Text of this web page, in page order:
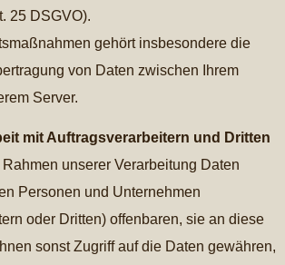
25 DSGVO).
gehört insbesondere die
von Daten zwischen Ihrem
Server.
mit Auftragsverarbeitern und Dritten
unserer Verarbeitung Daten
Personen und Unternehmen
oder Dritten) offenbaren, sie an diese
sonst Zugriff auf die Daten gewähren,